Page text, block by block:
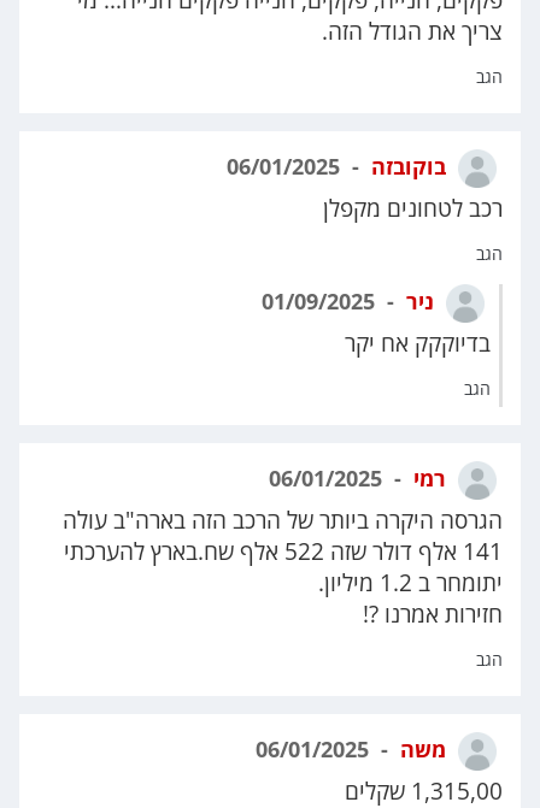
צריך את הגודל הזה.
הגב
בוקובזה
רכב לטחונים מקפלן
הגב
ניר
בדיוקקק אח יקר
הגב
רמי
הגרסה היקרה ביותר של הרכב הזה בארה"ב עולה
141 אלף דולר שזה 522 אלף שח.בארץ להערכתי
יתומחר ב 1.2 מיליון.
חזירות אמרנו ?!
הגב
משה
1,315,00 שקלים